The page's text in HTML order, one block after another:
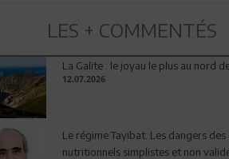
LES + COMMENTÉS
La Galite : le joyau le plus au nord
12.07.2026
Le régime Tayibat: Les dangers
nutritionnels simplistes et non